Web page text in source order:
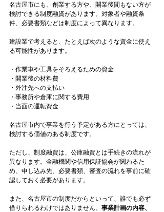
名古屋市にも、創業する方や、開業後間もない方が
検討できる制度融資があります。対象者や融資条
件、必要書類などは制度によって異なります。
建設業で考えると、たとえば次のような資金に使え
る可能性があります。
・作業車や工具をそろえるための資金
・開業後の材料費
・外注先への支払い
・事務所や倉庫に関する費用
・当面の運転資金
名古屋市内で事業を行う予定がある方にとっては、
検討する価値のある制度です。
ただし、制度融資は、公庫融資とは手続きの流れが
異なります。金融機関や信用保証協会が関わるた
め、申し込み先、必要書類、審査の流れを事前に確
認しておく必要があります。
また、名古屋市の制度だからといって、誰でも必ず
借りられるわけではありません。 事業計画の内容、